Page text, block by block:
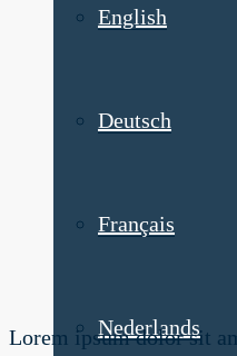
English
Deutsch
Français
Nederlands
Lorem ipsum dolor sit